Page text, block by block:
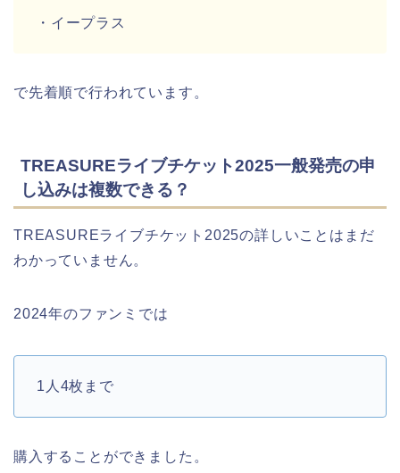
・イープラス
で先着順で行われています。
TREASUREライブチケット2025一般発売の申
し込みは複数できる？
TREASUREライブチケット2025の詳しいことはまだ
わかっていません。
2024年のファンミでは
1人4枚まで
購入することができました。